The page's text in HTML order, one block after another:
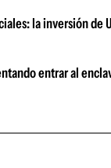
la inversión
entrar al